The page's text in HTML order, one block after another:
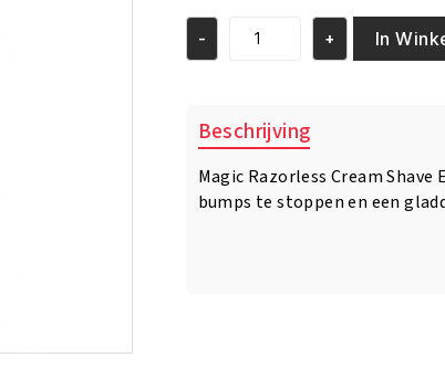
€7.95.
€6.95.
Magic
Extra
6oz/170gm
aantal
- + In
Beschrijving
Magic Razorless Cream
bumps te stoppen en een